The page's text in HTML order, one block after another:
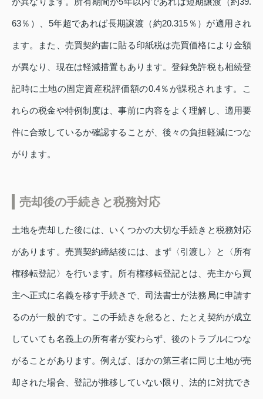
63％）、5年超であれば長期譲渡（約20.315％）が適用され
ます。また、売買契約書に貼る印紙税は売買価格により金額
が異なり、現在は軽減措置もあります。登録免許税も相続登
記時に土地の固定資産税評価額の0.4％が課税されます。こ
れらの税金や特例制度は、事前に内容をよく理解し、適用要
件に合致しているか確認することが、後々の負担軽減につな
がります。
売却後の手続きと税務対応
土地を売却した後には、いくつかの大切な手続きと税務対応
があります。売買契約締結後には、まず〈引渡し〉と〈所有
権移転登記〉を行います。所有権移転登記とは、売主から買
主へ正式に名義を移す手続きで、司法書士が法務局に申請す
るのが一般的です。この手続きを怠ると、たとえ契約が成立
していても名義上の所有者が変わらず、後のトラブルにつな
がることがあります。例えば、ほかの第三者に同じ土地が売
却された場合、登記が推移していない限り、法的に対抗でき